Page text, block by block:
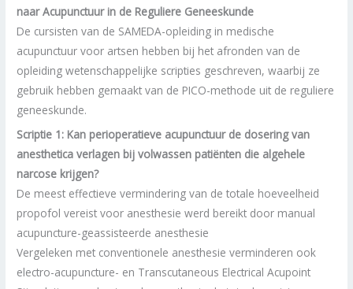
naar Acupunctuur in de Reguliere Geneeskunde
De cursisten van de SAMEDA-opleiding in medische
acupunctuur voor artsen hebben bij het afronden van de
opleiding wetenschappelijke scripties geschreven, waarbij ze
gebruik hebben gemaakt van de PICO-methode uit de reguliere
geneeskunde.
Scriptie 1: Kan perioperatieve acupunctuur de dosering van
anesthetica verlagen bij volwassen patiënten die algehele
narcose krijgen?
De meest effectieve vermindering van de totale hoeveelheid
propofol vereist voor anesthesie werd bereikt door manual
acupuncture-geassisteerde anesthesie
Vergeleken met conventionele anesthesie verminderen ook
electro-acupuncture- en Transcutaneous Electrical Acupoint